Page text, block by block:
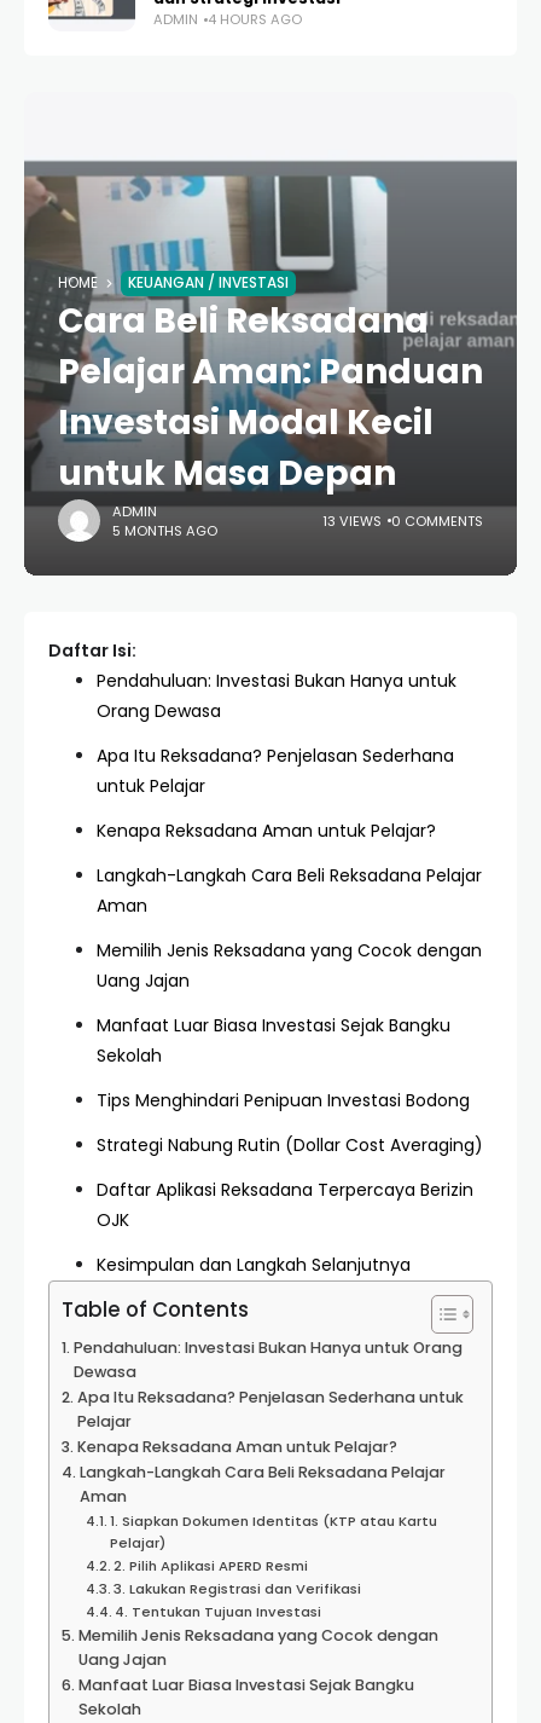
ADMIN 4 HOURS AGO
HOME KEUANGAN / INVESTASI
Cara Beli Reksadana
Pelajar Aman: Panduan
Investasi Modal Kecil
untuk Masa Depan
ADMIN
5 MONTHS AGO
13 VIEWS 0 COMMENTS
Daftar Isi:
Pendahuluan: Investasi Bukan Hanya untuk
Orang Dewasa
Apa Itu Reksadana? Penjelasan Sederhana
untuk Pelajar
Kenapa Reksadana Aman untuk Pelajar?
Langkah-Langkah Cara Beli Reksadana Pelajar
Aman
Memilih Jenis Reksadana yang Cocok dengan
Uang Jajan
Manfaat Luar Biasa Investasi Sejak Bangku
Sekolah
Tips Menghindari Penipuan Investasi Bodong
Strategi Nabung Rutin (Dollar Cost Averaging)
Daftar Aplikasi Reksadana Terpercaya Berizin
OJK
Kesimpulan dan Langkah Selanjutnya
Table of Contents
Pendahuluan: Investasi Bukan Hanya untuk Orang
Dewasa
Apa Itu Reksadana? Penjelasan Sederhana untuk
Pelajar
Kenapa Reksadana Aman untuk Pelajar?
Langkah-Langkah Cara Beli Reksadana Pelajar
Aman
1. Siapkan Dokumen Identitas (KTP atau Kartu
Pelajar)
2. Pilih Aplikasi APERD Resmi
3. Lakukan Registrasi dan Verifikasi
4. Tentukan Tujuan Investasi
Memilih Jenis Reksadana yang Cocok dengan
Uang Jajan
Manfaat Luar Biasa Investasi Sejak Bangku
Sekolah